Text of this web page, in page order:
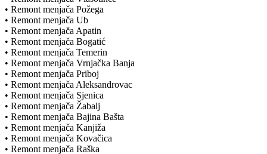
• Remont menjača Požega
• Remont menjača Ub
• Remont menjača Apatin
• Remont menjača Bogatić
• Remont menjača Temerin
• Remont menjača Vrnjačka Banja
• Remont menjača Priboj
• Remont menjača Aleksandrovac
• Remont menjača Sjenica
• Remont menjača Žabalj
• Remont menjača Bajina Bašta
• Remont menjača Kanjiža
• Remont menjača Kovačica
• Remont menjača Raška